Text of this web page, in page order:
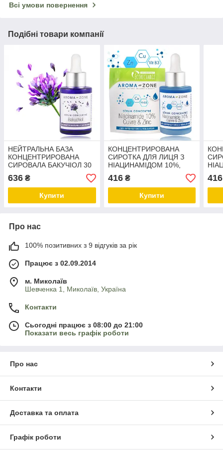
Всі умови повернення
Подібні товари компанії
НЕЙТРАЛЬНА БАЗА
КОНЦЕНТРИРОВАНА
СИРОВАЛА БАКУЧІОЛ 30
мл
636 ₴
Купити
КОНЦЕНТРИРОВАНА
СИРОТКА ДЛЯ ЛИЦЯ З
НІАЦИНАМІДОМ 10%,
МЕДЬ І ЦИНК 30 мл еко
упак
416₴
Купити
упак
416
Про нас
100% позитивних з 9 відгуків за рік
Працює з 02.09.2014
м. Миколаїв
Шевченка 1, Миколаїв, Україна
Контакти
Сьогодні працює з 08:00 до 21:00
Показати весь графік роботи
Про нас
Контакти
Доставка та оплата
Графік роботи